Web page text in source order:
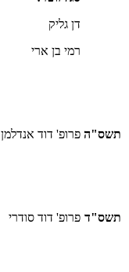
דן גליק
רמי בן ארי
תשס"ה פרופ' דוד אנדלמן
תשס"ד פרופ' דוד סודרי